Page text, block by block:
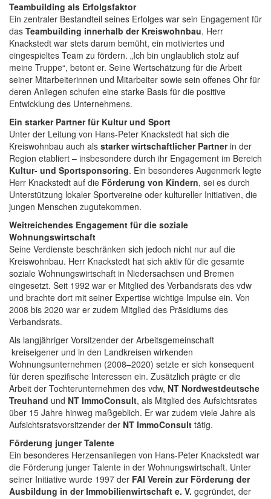
Teambuilding als Erfolgsfaktor
Ein zentraler Bestandteil seines Erfolges war sein Engagement für
das Teambuilding innerhalb der Kreiswohnbau. Herr
Knackstedt war stets darum bemüht, ein motiviertes und
eingespieltes Team zu fördern. „Ich bin unglaublich stolz auf
meine Truppe“, betont er. Seine Wertschätzung für die Arbeit
seiner Mitarbeiterinnen und Mitarbeiter sowie sein offenes Ohr für
deren Anliegen schufen eine starke Basis für die positive
Entwicklung des Unternehmens.
Ein starker Partner für Kultur und Sport
Unter der Leitung von Hans-Peter Knackstedt hat sich die
Kreiswohnbau auch als starker wirtschaftlicher Partnerin der
Region etabliert – insbesondere durch ihr Engagement im Bereich
Kultur- und Sportsponsoring. Ein besonderes Augenmerk legte
Herr Knackstedt auf die Förderung von Kindern, sei es durch
Unterstützung lokaler Sportvereine oder kultureller Initiativen, die
jungen Menschen zugutekommen.
Weitreichendes Engagement für die soziale
Wohnungswirtschaft
Seine Verdienste beschränken sich jedoch nicht nur auf die
Kreiswohnbau. Herr Knackstedt hat sich aktiv für die gesamte
soziale Wohnungswirtschaft in Niedersachsen und Bremen
eingesetzt. Seit 1992 war er Mitglied des Verbandsrats des vdw
und brachte dort mit seiner Expertise wichtige Impulse ein. Von
2008 bis 2020 war er zudem Mitglied des Präsidiums des
Verbandsrats.
Als langjähriger Vorsitzender der Arbeitsgemeinschaft
kreiseigener und in den Landkreisen wirkenden
Wohnungsunternehmen (2008–2020) setzte er sich konsequent
für deren spezifische Interessen ein. Zusätzlich prägte er die
Arbeit der Tochterunternehmen des vdw, NT Nordwestdeutsche
Treuhand und NT ImmoConsult, als Mitglied des Aufsichtsrates
über 15 Jahre hinweg maßgeblich. Er war zudem viele Jahre als
Aufsichtsratsvorsitzender der NT ImmoConsult tätig.
Förderung junger Talente
Ein besonderes Herzensanliegen von Hans-Peter Knackstedt war
die Förderung junger Talente in der Wohnungswirtschaft. Unter
seiner Initiative wurde 1997 der FAI Verein zur Förderung der
Ausbildung in der Immobilienwirtschaft e. V. gegründet, der